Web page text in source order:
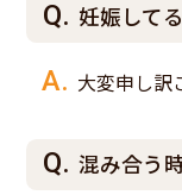
妊娠して
大変申し訳
混み合う